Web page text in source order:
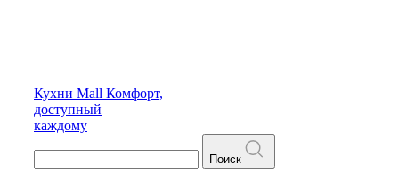
Кухни Mall Комфорт,
доступный
каждому
Поиск